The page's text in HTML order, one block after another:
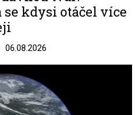
kdysi otáčel více
06.08.2026